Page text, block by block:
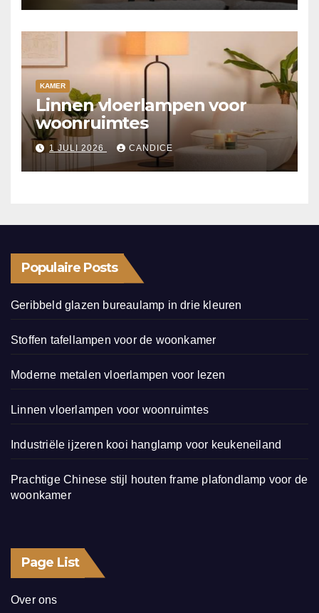
KAMER
Linnen vloerlampen voor
woonruimtes
1 JULI 2026 CANDICE
Populaire Posts
Geribbeld glazen bureaulamp in drie kleuren
Stoffen tafellampen voor de woonkamer
Moderne metalen vloerlampen voor lezen
Linnen vloerlampen voor woonruimtes
Industriële ijzeren kooi hanglamp voor keukeneiland
Prachtige Chinese stijl houten frame plafondlamp voor de
woonkamer
Page List
Over ons